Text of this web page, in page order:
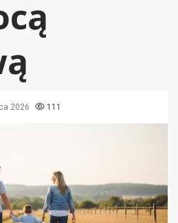
2026 111